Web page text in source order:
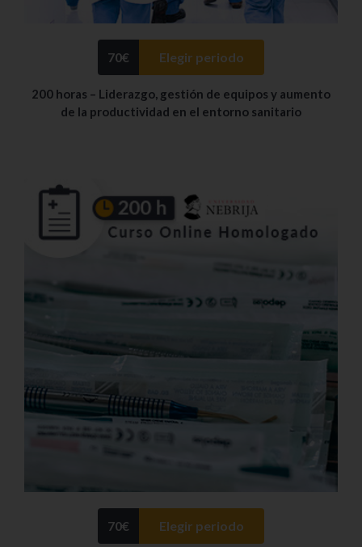
70€ Elegir periodo
200 horas – Liderazgo, gestión de equipos y aumento
de la productividad en el entorno sanitario
70€ Elegir periodo